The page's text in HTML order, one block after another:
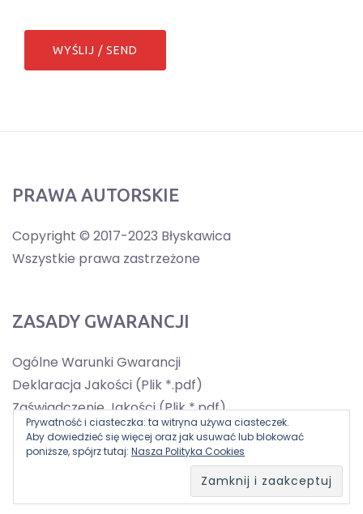
PRAWA AUTORSKIE
Copyright © 2017-2023 Błyskawica
Wszystkie prawa zastrzeżone
ZASADY GWARANCJI
Ogólne Warunki Gwarancji
Deklaracja Jakości (Plik *.pdf)
Zaświadczenie Jakości (Plik *.pdf)
Prywatność i ciasteczka: ta witryna używa ciasteczek.
Aby dowiedzieć się więcej oraz jak usuwać lub blokować
poniższe, spójrz tutaj: Nasza Polityka Cookies